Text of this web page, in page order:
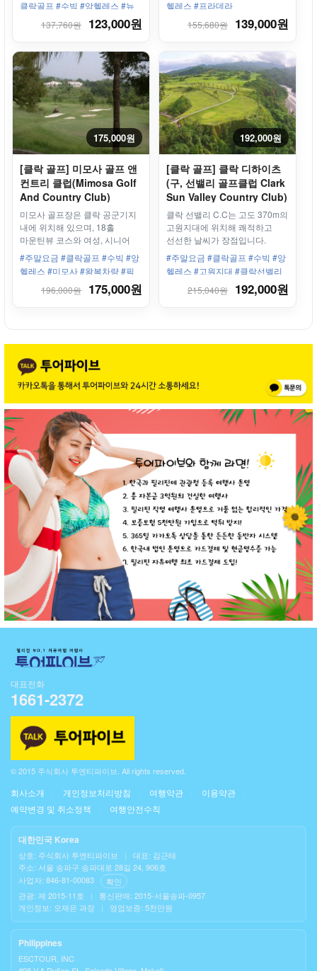
위한 최상골프 라운딩 및
서비스를 즐길수 있습니다
클락골프 #수빅 #앙헬레스 #뉴
137,760원 123,000원
헬레스 #프라데라
155,680원
139,000원
175,000원
[클락 골프] 미모사 골프 앤
컨트리 클럽(Mimosa Golf
And Country Club)
왕복차량 + 골프바우처
18홀 - 주말
미모사 골프장은 클락 공군기지
내에 위치해 있으며, 18홀
마운틴뷰 코스와 여성, 시니어
골퍼에게 인기 있는 아카시아 및
레이크뷰골프 코스로 나누어져
있습니다
#주말요금 #클락골프 #수빅 #앙
헬레스 #미모사 #왕복차량 #픽
업드롭포함 #2인라운딩
196,000원 175,000원
192,000원
[클락 골프] 클락 디하이츠
(구, 선밸리 골프클럽 Clark
Sun Valley Country Club)
차량 + 18홀 그린피 - 주말/
휴일
클락 선밸리 C.C는 고도 370m의
고원지대에 위치해 쾌적하고
선선한 날씨가 장점입니다.
#주말요금 #클락골프 #수빅 #앙
헬레스 #고원지대 #클락선밸리
215,040원
192,000원
대표전화
1661-2372
© 2015 주식회사 투엔티파이브. All rights reserved.
회사소개 개인정보처리방침 여행약관
이용약관
예약변경 및 취소정책
여행안전수칙
대한민국 Korea
상호: 주식회사 투엔티파이브 |
대표: 김근태
주소: 서울 송파구 송파대로 28길 24, 906호
사업자: 846-81-00083
확인
관광: 제 2015-11호
|
통신판매: 2015-서울송파-0957
개인정보: 오재은 과장
| 영업보증: 5천만원
Philippines
ESCTOUR, INC